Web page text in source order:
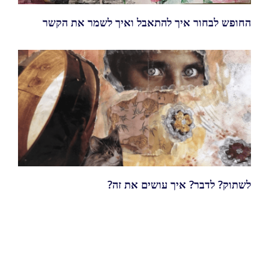
החופש לבחור איך להתאבל ואיך לשמר את הקשר
לשתוק? לדבר? איך עושים את זה?